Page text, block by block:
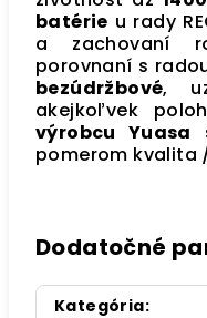
batérie u rady
a zachovaní
porovnaní s
bezúdržbové,
akejkoľvek
výrobcu Yuasa
pomerom kvalita
Dodatočné
Kategória: